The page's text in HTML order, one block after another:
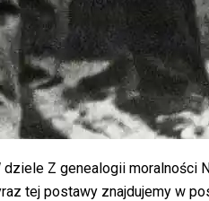
Z genealogii
tej postawy znajdujemy w